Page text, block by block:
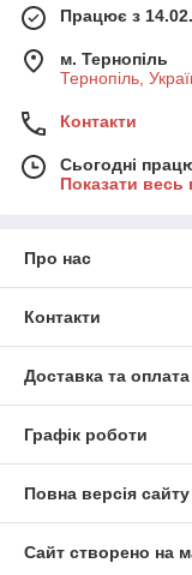
Працює з
м. Тернопіль
Тернопіль,
Контакти
Сьогодні
Показати весь
Про нас
Контакти
Доставка та оплата
Графік роботи
Повна версія сайту
Сайт створено на